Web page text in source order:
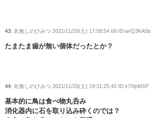
43: 名無しのひみつ 2021/11/20(土) 17:58:54.68 ID:wrQ3KA5b
たまたま歯が無い個体だったとか？
44: 名無しのひみつ 2021/11/20(土) 19:31:25.42 ID:x7/0pM1P
基本的に鳥は食べ物丸呑み
消化器内に石を取り込み砕くのでは？